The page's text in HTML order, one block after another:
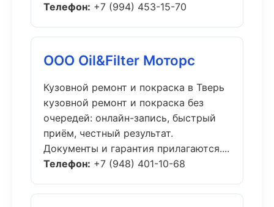
Телефон: +7 (994) 453-15-70
ООО Oil&Filter Моторс
Кузовной ремонт и покраска в Тверь
кузовной ремонт и покраска без
очередей: онлайн-запись, быстрый
приём, честный результат.
Документы и гарантия прилагаются....
Телефон: +7 (948) 401-10-68